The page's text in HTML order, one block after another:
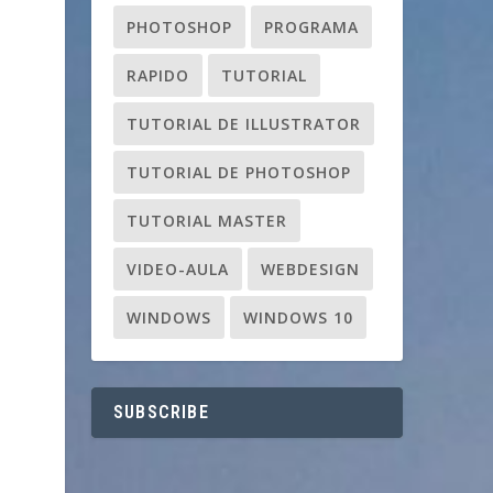
PHOTOSHOP PROGRAMA
RAPIDO TUTORIAL
TUTORIAL DE ILLUSTRATOR
TUTORIAL DE PHOTOSHOP
TUTORIAL MASTER
VIDEO-AULA WEBDESIGN
WINDOWS WINDOWS 10
SUBSCRIBE